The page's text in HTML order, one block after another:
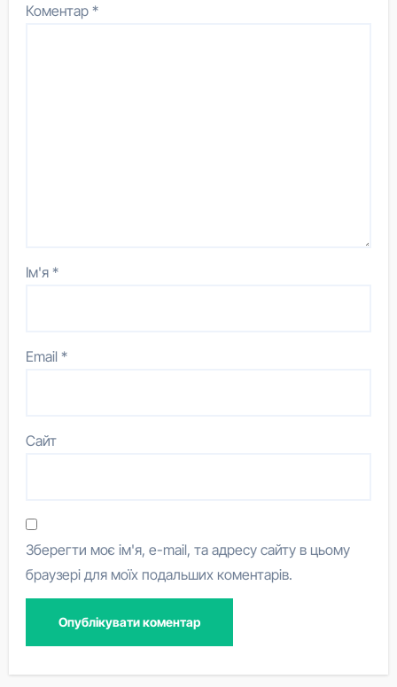
Коментар*
Ім'я*
Email*
Сайт
Зберегти моє ім'я, e-mail, та адресу сайту в цьому
браузері для моїх подальших коментарів.